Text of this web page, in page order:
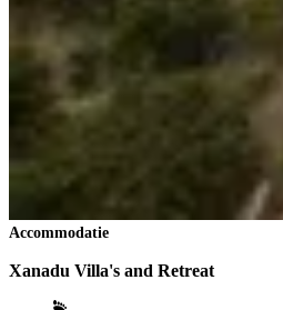
Accommodatie
Xanadu Villa's and Retreat